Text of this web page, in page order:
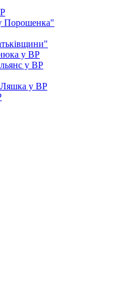
Порошенка"
у ВР
у ВР
Ляшка у ВР